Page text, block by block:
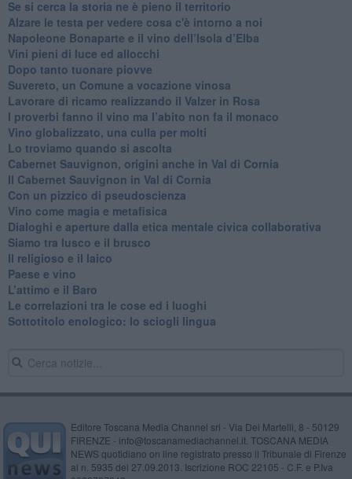
​Se si cerca la storia ne è pieno il territorio
Alzare le testa per vedere cosa c'è intorno a noi
​Napoleone Bonaparte e il vino dell’Isola d’Elba
Vini pieni di luce ed allocchi
Dopo tanto tuonare piovve
Suvereto, un Comune a vocazione vinosa
Lavorare di ricamo realizzando il Valzer in Rosa
​I proverbi fanno il vino ma l’abito non fa il monaco
Vino globalizzato, una culla per molti
Lo troviamo quando si ascolta
Cabernet Sauvignon, origini anche in Val di Cornia
Il Cabernet Sauvignon in Val di Cornia
Con un pizzico di pseudoscienza
​Vino come magia e metafisica
Dialoghi e aperture dalla etica mentale civica collaborativa
Siamo tra lusco e il brusco
Il religioso e il laico
​Paese e vino
L’attimo e il Baro
Le correlazioni tra le cose ed i luoghi
​Sottotitolo enologico: lo sciogli lingua
Editore Toscana Media Channel srl - Via Dei Martelli, 8 - 50129
FIRENZE - info@toscanamediachannel.it. TOSCANA MEDIA
NEWS quotidiano on line registrato presso il Tribunale di Firenze
al n. 5935 del 27.09.2013. Iscrizione ROC 22105 - C.F. e P.Iva